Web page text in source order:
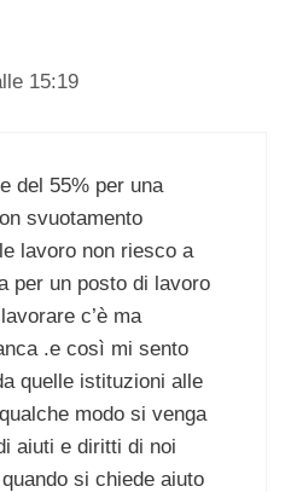
15:19
del 55% per una
svuotamento
lavoro non riesco a
per un posto di lavoro
c’è ma
.e così mi sento
quelle istituzioni alle
modo si venga
aiuti e diritti di noi
si chiede aiuto